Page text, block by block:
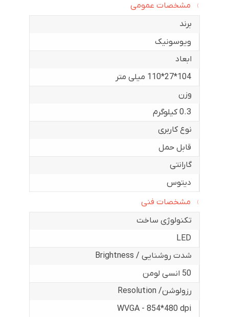
مشخصات عمومی
برند
ویوسونیک
ابعاد
104*27*110 میلی متر
وزن
0.3 کیلوگرم
نوع کاربری
قابل حمل
گارانتی
دیتوس
مشخصات فنی
تکنولوژی ساخت
LED
شدت روشنایی / Brightness
50 انسی لومن
رزولوشن/ Resolution
WVGA - 854*480 dpi